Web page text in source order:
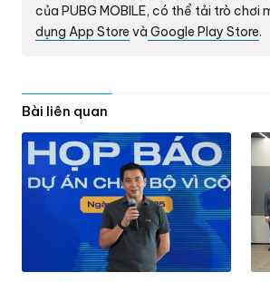
của PUBG MOBILE, có thể tải trò chơi
dụng App Store và Google Play Store.
Bài liên quan